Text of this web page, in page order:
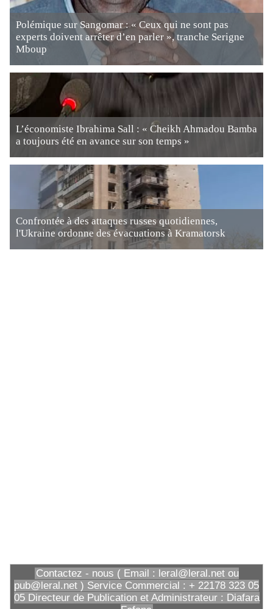
Polémique sur Sangomar : « Ceux qui ne sont pas
experts doivent arrêter d’en parler », tranche Serigne
Mboup
L’économiste Ibrahima Sall : « Cheikh Ahmadou Bamba
a toujours été en avance sur son temps »
Confrontée à des attaques russes quotidiennes,
l'Ukraine ordonne des évacuations à Kramatorsk
Contactez - nous ( Email : leral@leral.net ou
pub@leral.net ) Service Commercial : + 22178 323 05
05 Directeur de Publication et Administrateur : Diafara